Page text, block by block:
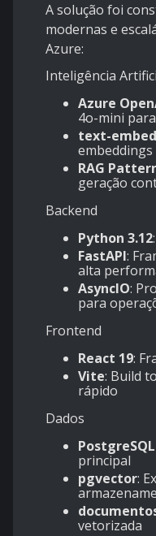
A solução foi
modernas e
Azure:
Inteligência
Azure
4o-mini
text-
RAG
geração
Backend
Python 3.12
FastAPI:
alta
AsyncIO:
para
Frontend
React 19:
Vite: Build
rápido
Dados
principal
pgvector:
vetorizada